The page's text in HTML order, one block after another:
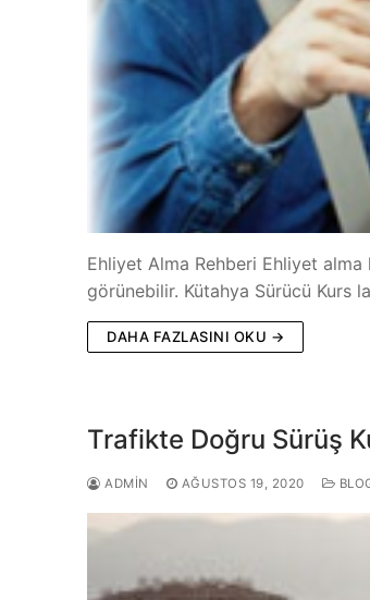
Ehliyet Alma Rehberi Ehliyet
görünebilir. Kütahya Sürücü Kurs
DAHA FAZLASINI OKU →
Trafikte Doğru Sürüş
ADMIN AĞUSTOS 19, 2020